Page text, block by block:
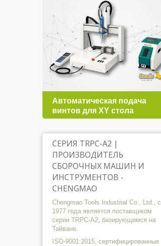
Автоматическая подача
винтов для XY стола
СЕРИЯ TRPC-A2 |
ПРОИЗВОДИТЕЛЬ
СБОРОЧНЫХ МАШИН И
ИНСТРУМЕНТОВ -
CHENGMAO
Chengmao Tools Industrial Co., Ltd., с
1977 года является поставщиком
серии TRPC-A2, базирующимся на
Тайване.
ISO-9001:2015, сертифицированные